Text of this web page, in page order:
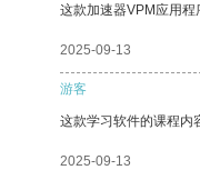
这款加速器VPM应用程
2025-09-13
游客
这款学习软件的课程内
2025-09-13